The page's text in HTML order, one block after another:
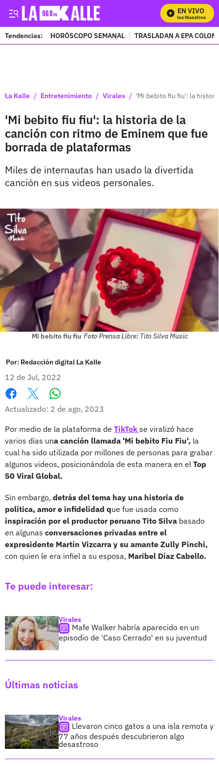
EN VIVO
Mira Todos Nuestros
Tendencias: HORÓSCOPO SEMANAL TRASLADAN A EPA
La Kalle / Entretenimiento / Virales / 'Mi bebito fiu fiu': la
'Mi bebito fiu fiu': la historia de la
canción con ritmo de Eminem que fue
borrada de plataformas
Miles de internautas han usado la divertida
canción en sus videos personales.
Mi bebito fiu fiu Foto Prensa Libre: Tito Silva Music
Por: Redacción digital La Kalle
12 de Jul, 2022
Facebook
X
Actualizado: 2 de ago, 2023
Por medio de la plataforma de TikTok se viralizó hace
varios días una canción llamada 'Mi bebito Fiu Fiu', la
cual ha sido utilizada por millones de personas para grabar
algunos videos, posicionándola de esta manera en el Top
50 Viral Global.
Sin embargo, detrás del tema hay una historia de
política, amor e infidelidad que fue usada como
inspiración por el productor peruano Tito Silva basado
en algunas conversaciones privadas entre el
expresidente Martín Vizcarra y su amante Zully Pinchi,
con quien le era infiel a su esposa, Maribel Díaz Cabello.
Te puede interesar:
Virales
Mafe Walker habría aparecido en un
episodio de 'Caso Cerrado' en su juventud
Últimas noticias
Virales
Llevaron cinco gatos a una isla remota y
77 años después descubrieron algo
desastroso